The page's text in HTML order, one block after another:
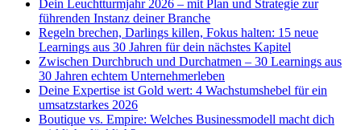
Dein Leuchtturmjahr 2026 – mit Plan und Strategie zur
führenden Instanz deiner Branche
Regeln brechen, Darlings killen, Fokus halten: 15 neue
Learnings aus 30 Jahren für dein nächstes Kapitel
Zwischen Durchbruch und Durchatmen – 30 Learnings aus
30 Jahren echtem Unternehmerleben
Deine Expertise ist Gold wert: 4 Wachstumshebel für ein
umsatzstarkes 2026
Boutique vs. Empire: Welches Businessmodell macht dich